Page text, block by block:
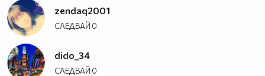
zendaq2001
СЛЕДВАЙ 0
dido_34
СЛЕДВАЙ 0